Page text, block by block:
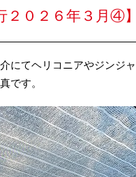
２０２６年３月④
にてヘリコニアやジンジ
です。